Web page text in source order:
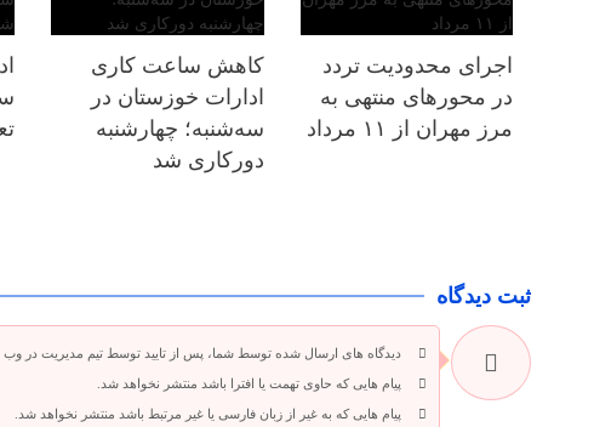
اجرای محدودیت تردد
در محورهای منتهی به
مرز مهران از ۱۱ مرداد
کاهش ساعت کاری
ادارات خوزستان در
سه‌شنبه؛ چهارشنبه
دورکاری شد
ثبت دیدگاه
دیدگاه های ارسال شده توسط شما، پس از تایید توسط تیم مدیریت در وب
پیام هایی که حاوی تهمت یا افترا باشد منتشر نخواهد شد.
پیام هایی که به غیر از زبان فارسی یا غیر مرتبط باشد منتشر نخواهد شد.